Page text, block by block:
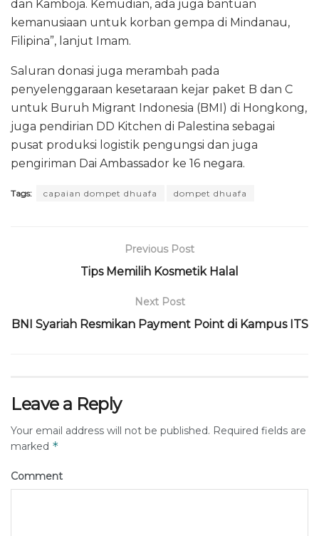
dan Kamboja. Kemudian, ada juga bantuan
kemanusiaan untuk korban gempa di Mindanau,
Filipina”, lanjut Imam.
Saluran donasi juga merambah pada
penyelenggaraan kesetaraan kejar paket B dan C
untuk Buruh Migrant Indonesia (BMI) di Hongkong,
juga pendirian DD Kitchen di Palestina sebagai
pusat produksi logistik pengungsi dan juga
pengiriman Dai Ambassador ke 16 negara.
Tags: capaian dompet dhuafa dompet dhuafa
Previous Post
Tips Memilih Kosmetik Halal
Next Post
BNI Syariah Resmikan Payment Point di Kampus ITS
Leave a Reply
Your email address will not be published. Required fields are
marked *
Comment